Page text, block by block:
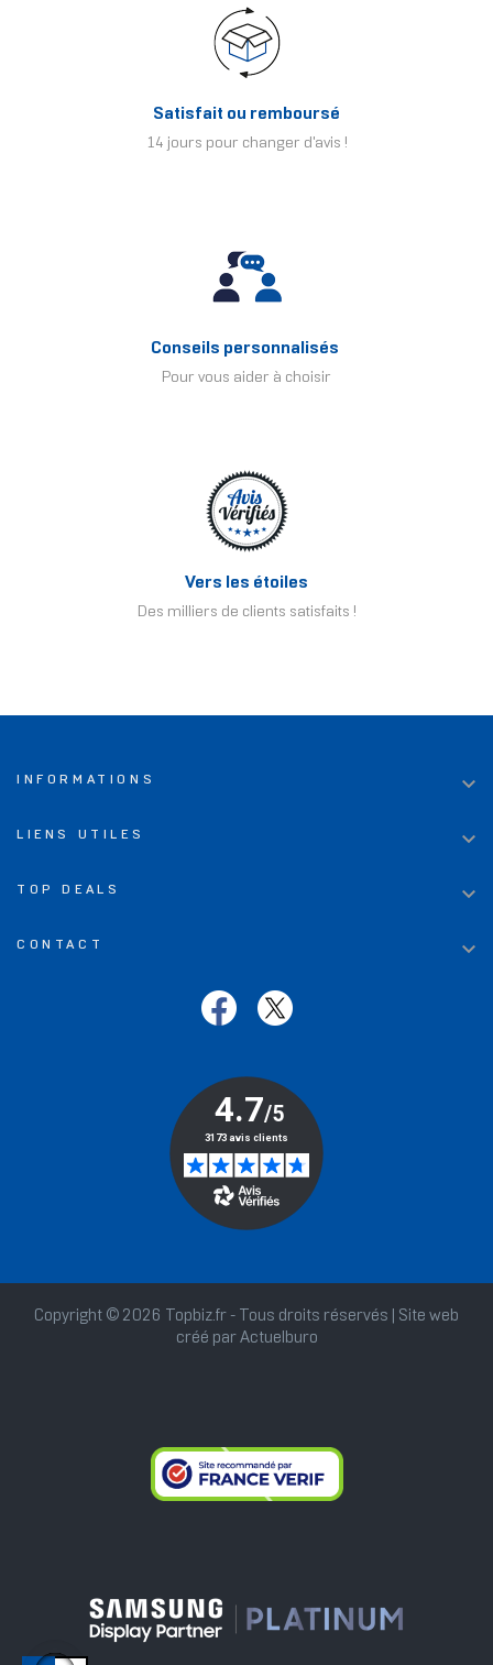
Satisfait ou remboursé
14 jours pour changer d'avis !
Conseils personnalisés
Pour vous aider à choisir
Vers les étoiles
Des milliers de clients satisfaits !
INFORMATIONS 
LIENS UTILES 
TOP DEALS 
CONTACT 
Copyright © 2026 Topbiz.fr - Tous droits réservés | Site web
créé par Actuelburo